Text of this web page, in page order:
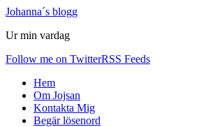
Johanna´s blogg
Ur min vardag
Follow me on TwitterRSS Feeds
Hem
Om Jojsan
Kontakta Mig
Begär lösenord